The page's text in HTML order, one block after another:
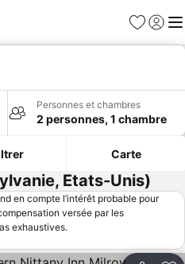
Favoris
Se
Personnes et chambres
2 personnes, 1 chambre
Carte
Etats-Unis)
en compte l’intérêt probable pour
versée par les
exhaustives.